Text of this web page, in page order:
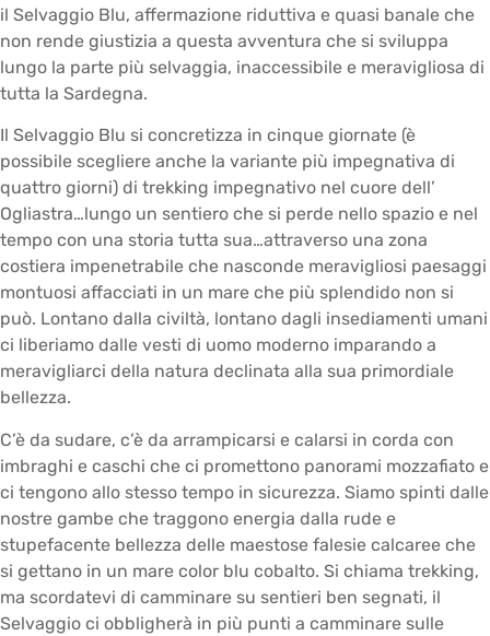
il Selvaggio Blu, affermazione riduttiva e quasi banale che
non rende giustizia a questa avventura che si sviluppa
lungo la parte più selvaggia, inaccessibile e meravigliosa di
tutta la Sardegna.
Il Selvaggio Blu si concretizza in cinque giornate (è
possibile scegliere anche la variante più impegnativa di
quattro giorni) di trekking impegnativo nel cuore dell’
Ogliastra…lungo un sentiero che si perde nello spazio e nel
tempo con una storia tutta sua…attraverso una zona
costiera impenetrabile che nasconde meravigliosi paesaggi
montuosi affacciati in un mare che più splendido non si
può. Lontano dalla civiltà, lontano dagli insediamenti umani
ci liberiamo dalle vesti di uomo moderno imparando a
meravigliarci della natura declinata alla sua primordiale
bellezza.
C’è da sudare, c’è da arrampicarsi e calarsi in corda con
imbraghi e caschi che ci promettono panorami mozzafiato e
ci tengono allo stesso tempo in sicurezza. Siamo spinti dalle
nostre gambe che traggono energia dalla rude e
stupefacente bellezza delle maestose falesie calcaree che
si gettano in un mare color blu cobalto. Si chiama trekking,
ma scordatevi di camminare su sentieri ben segnati, il
Selvaggio ci obbligherà in più punti a camminare sulle